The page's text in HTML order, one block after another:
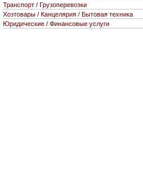
Транспорт / Грузоперевозки
Хозтовары / Канцелярия / Бытовая техника
Юридические / Финансовые услуги